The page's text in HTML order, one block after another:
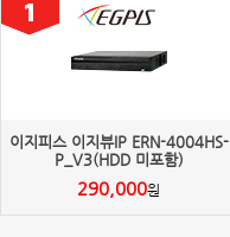
이지피스 이지뷰IP ERN-4004HS-
P_V3(HDD 미포함)
290,000원